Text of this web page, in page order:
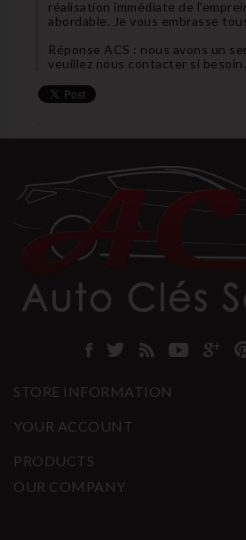
réalisation immédiate de
abordable. Je vous embrasse
Réponse ACS : nous avons un
veuillez nous contacter si
STORE INFORMATION
YOUR ACCOUNT
PRODUCTS
OUR COMPANY